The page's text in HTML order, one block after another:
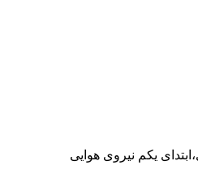
یکم نیروی هوایی